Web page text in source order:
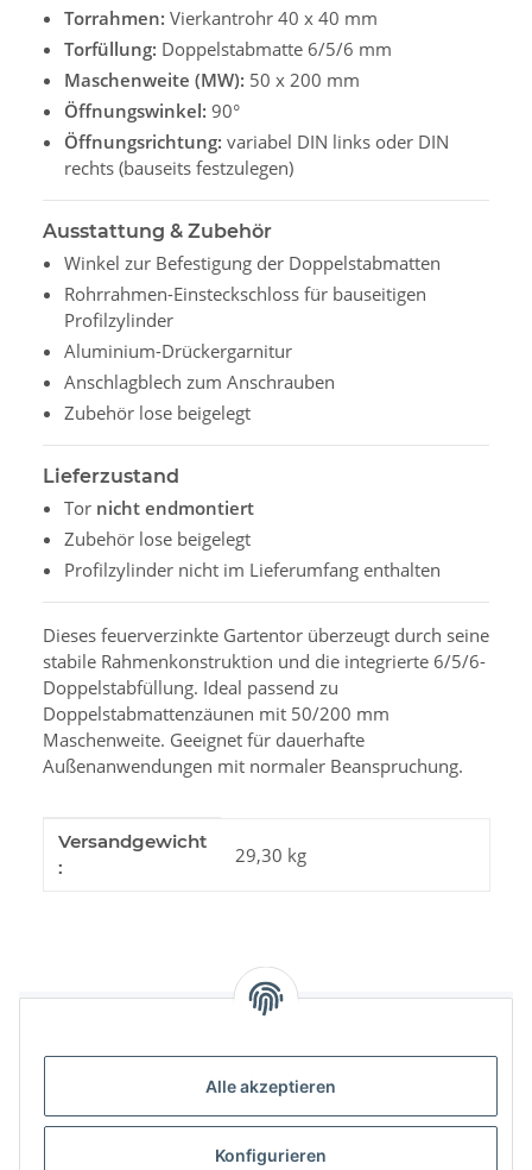
Alle akzeptieren
Konfigurieren
Torrahmen: Vierkantrohr 40 x 40 mm
Torfüllung: Doppelstabmatte 6/5/6 mm
Maschenweite (MW): 50 x 200 mm
Öffnungswinkel: 90°
Öffnungsrichtung: variabel DIN links oder DIN
rechts (bauseits festzulegen)
Ausstattung & Zubehör
Winkel zur Befestigung der Doppelstabmatten
Rohrrahmen-Einsteckschloss für bauseitigen
Profilzylinder
Aluminium-Drückergarnitur
Anschlagblech zum Anschrauben
Zubehör lose beigelegt
Lieferzustand
Tor nicht endmontiert
Zubehör lose beigelegt
Profilzylinder nicht im Lieferumfang enthalten
Dieses feuerverzinkte Gartentor überzeugt durch seine
stabile Rahmenkonstruktion und die integrierte 6/5/6-
Doppelstabfüllung. Ideal passend zu
Doppelstabmattenzäunen mit 50/200 mm
Maschenweite. Geeignet für dauerhafte
Außenanwendungen mit normaler Beanspruchung.
Produkteigenschaft
Wert
Versandgewicht
:
29,30 kg
Benachrichtigen, wenn verfügbar